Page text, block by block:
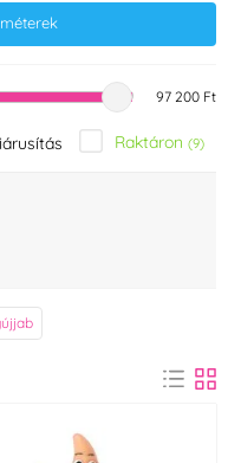
Cake Star
(0)
97 200 Ft
Raktáron (9)